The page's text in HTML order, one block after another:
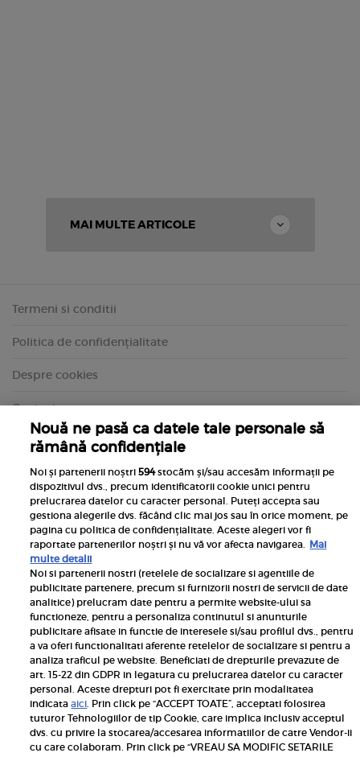
MAI MULTE ARTICOLE
Termeni si conditii
Politica de confidențialitate
Despre cookies
Contact
Inscrie-te la newsletterul UNICA
Pariază responsabil! Decizia ONJN nr. 821/25.09.2025.
Jocurile de noroc sunt interzise minorilor.
Links
Nouă ne pasă ca datele tale personale să
rămână confidențiale
Noi și partenerii noștri594stocăm și/sau accesăm informații pe
dispozitivul dvs., precum identificatorii cookie unici pentru
prelucrarea datelor cu caracter personal. Puteți accepta sau
gestiona alegerile dvs. făcând clic mai jos sau în orice moment, pe
pagina cu politica de confidențialitate. Aceste alegeri vor fi
raportate partenerilor noștri și nu vă vor afecta navigarea. Mai
multe detalii
Noi si partenerii nostri (retelele de socializare si agentiile de
publicitate partenere, precum si furnizorii nostri de servicii de date
analitice) prelucram date pentru a permite website-ului sa
functioneze, pentru a personaliza continutul si anunturile
publicitare afisate in functie de interesele si/sau profilul dvs., pentru
a va oferi functionalitati aferente retelelor de socializare si pentru a
analiza traficul pe website. Beneficiati de drepturile prevazute de
art. 15-22 din GDPR in legatura cu prelucrarea datelor cu caracter
personal. Aceste drepturi pot fi exercitate prin modalitatea
indicataaici. Prin click pe “ACCEPT TOATE”, acceptati folosirea
tuturor Tehnologiilor de tip Cookie, care implica inclusiv acceptul
dvs. cu privire la stocarea/accesarea informatiilor de catre Vendor-ii
cu care colaboram. Prin click pe “VREAU SA MODIFIC SETARILE